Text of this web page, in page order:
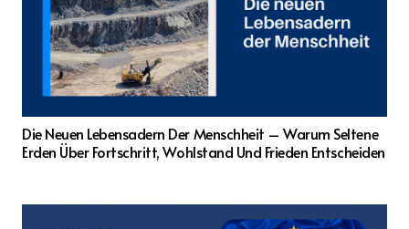
Die Neuen Lebensadern Der Menschheit – Warum Seltene
Erden Über Fortschritt, Wohlstand Und Frieden Entscheiden